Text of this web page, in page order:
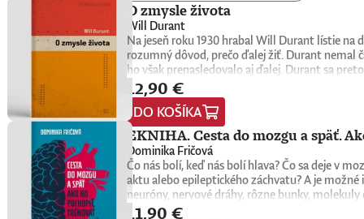
O zmysle života
Will Durant
Na jeseň roku 1930 hrabal Will Durant lístie
rozumný dôvod, prečo ďalej žiť. Durant nemal
ho však prenasledovalo aj ďalej. Durant sa
konkrétne oni sami nachádzajú zmysel, cieľ a
1932. Keďže nemala žiadnu reklamu, tento
do rúk novej generácii čitateľov a čitateliek.
univerzitní profesori, psychológovia, štátnici,
spoločnú niť. Tá odhaľuje hlboké puto medzi
americký spisovateľ, historik a filozof, ktorý
Civilization), na ktorom vyše štyri desaťročia
myšlienkach zrozumiteľným, ľudským a
zmysluplnejšieho života.
12,90 €
DO KOŠÍKA
EKNIHA. Cesta do mozgu a späť.
Dominika Fričová
Čo nás bolí, keď nás bolí hlava? Čo sa deje v
aktu alebo epileptického záchvatu? A je
neuróny, nervové dráhy, rôzne bunky,
slovenská neurobiologička Dominika Fričová
11,90 €